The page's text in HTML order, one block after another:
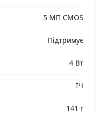
5 МП CMOS
Підтримує
4 Вт
ІЧ
141 г